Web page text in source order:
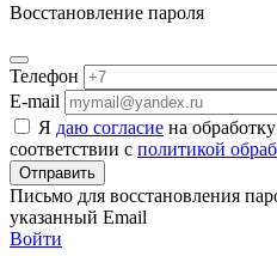
Восстановление пароля
Телефон
E-mail
Я даю согласие на
соответствии с политикой
Отправить
Письмо для восстановления
указанный Email
Войти